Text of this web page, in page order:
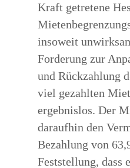
Kraft getretene
insoweit
Forderung zur
und Rückzahlung
viel gezahlten
ergebnislos. Der
daraufhin den
Bezahlung von
Feststellung, dass